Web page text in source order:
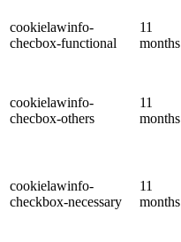
cookielawinfo-
checbox-functional
11
months
cookielawinfo-
checbox-others
11
months
cookielawinfo-
checkbox-necessary
11
months